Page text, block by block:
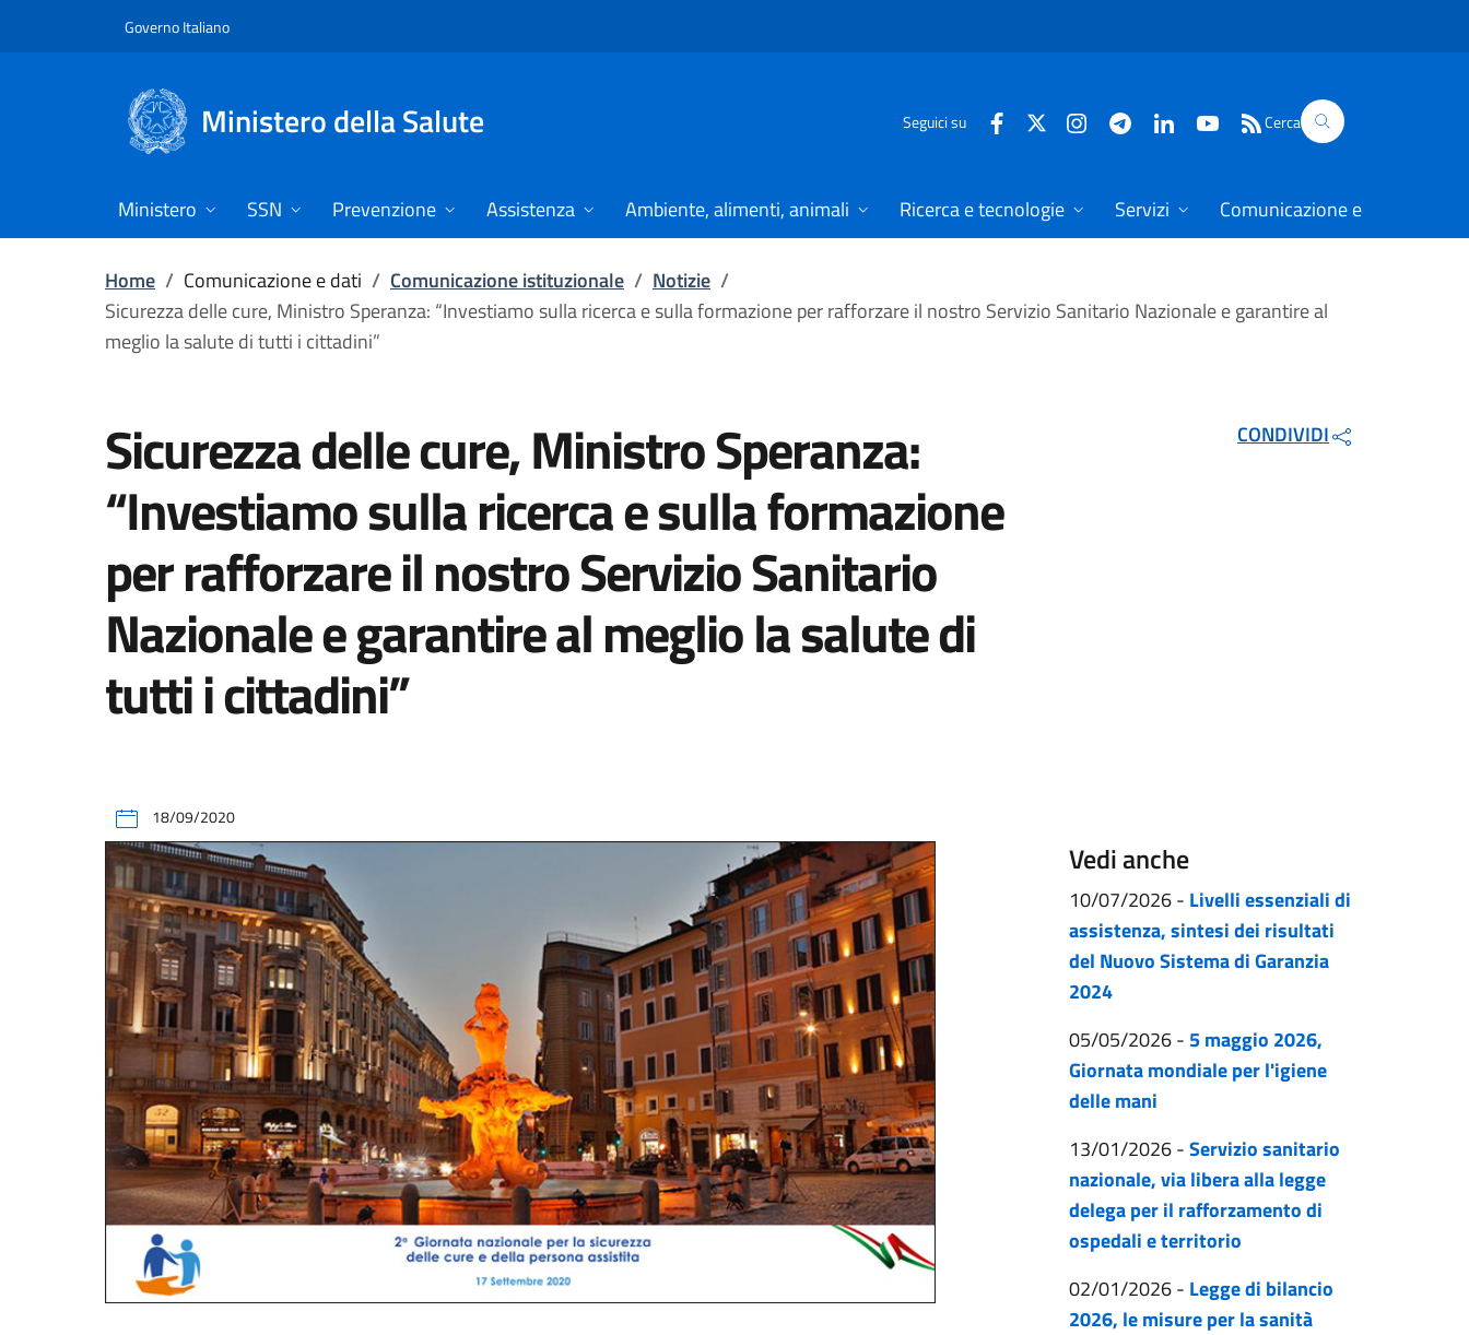
Governo Italiano
Ministero della Salute Seguici su Cerca
Ministero SSN Prevenzione Assistenza Ambiente, alimenti, animali Ricerca e tecnologie Servizi Comunicazione e dati
Home / Comunicazione e dati / Comunicazione istituzionale / Notizie /
Sicurezza delle cure, Ministro Speranza: “Investiamo sulla ricerca e sulla formazione per rafforzare il nostro Servizio Sanitario Nazionale e garantire al
meglio la salute di tutti i cittadini”
Sicurezza delle cure, Ministro Speranza:
“Investiamo sulla ricerca e sulla formazione
per rafforzare il nostro Servizio Sanitario
Nazionale e garantire al meglio la salute di
tutti i cittadini”
CONDIVIDI
18/09/2020
Vedi anche
10/07/2026- Livelli essenziali di
assistenza, sintesi dei risultati
del Nuovo Sistema di Garanzia
2024
05/05/2026- 5 maggio 2026,
Giornata mondiale per l'igiene
delle mani
13/01/2026-Servizio sanitario
nazionale, via libera alla legge
delega per il rafforzamento di
ospedali e territorio
02/01/2026- Legge di bilancio
2026, le misure per la sanità